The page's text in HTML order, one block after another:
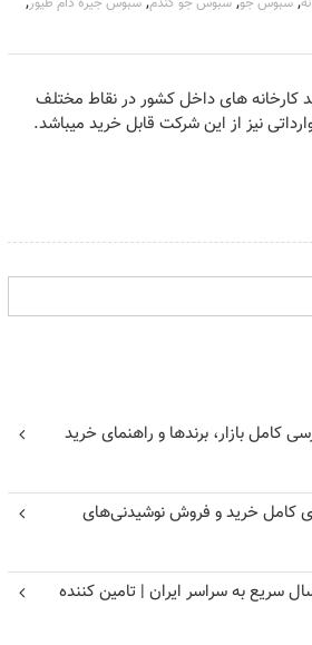
کارخانه های داخل کشور در نقاط مختلف
نیز از این شرکت قابل خرید میباشد.
کامل بازار، برندها و راهنمای خرید
کامل خرید و فروش نوشیدنی‌های
سریع به سراسر ایران | تامین کننده